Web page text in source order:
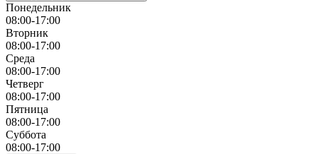
Понедельник
08:00-17:00
Вторник
08:00-17:00
Cреда
08:00-17:00
Четверг
08:00-17:00
Пятница
08:00-17:00
Суббота
08:00-17:00